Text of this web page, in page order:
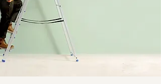
sevimli evcil hayvanlarına
sevgi dolu bir bakım sunarlar.
Renkli grafikler ve sevimli
karakterlerle Evcil Hayvan
Yıkama, hayvanseverler ve
çocuklar için eğlenceli bir
mobil oyun deneyimi sunar.